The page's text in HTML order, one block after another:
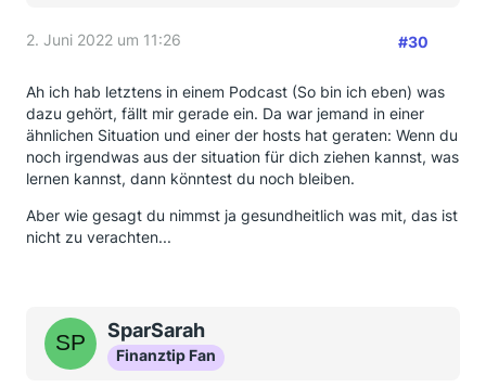
2. Juni 2022 um 11:26 #30
Ah ich hab letztens in einem Podcast (So bin ich eben) was
dazu gehört, fällt mir gerade ein. Da war jemand in einer
ähnlichen Situation und einer der hosts hat geraten: Wenn du
noch irgendwas aus der situation für dich ziehen kannst, was
lernen kannst, dann könntest du noch bleiben.
Aber wie gesagt du nimmst ja gesundheitlich was mit, das ist
nicht zu verachten...
SparSarah
Finanztip Fan